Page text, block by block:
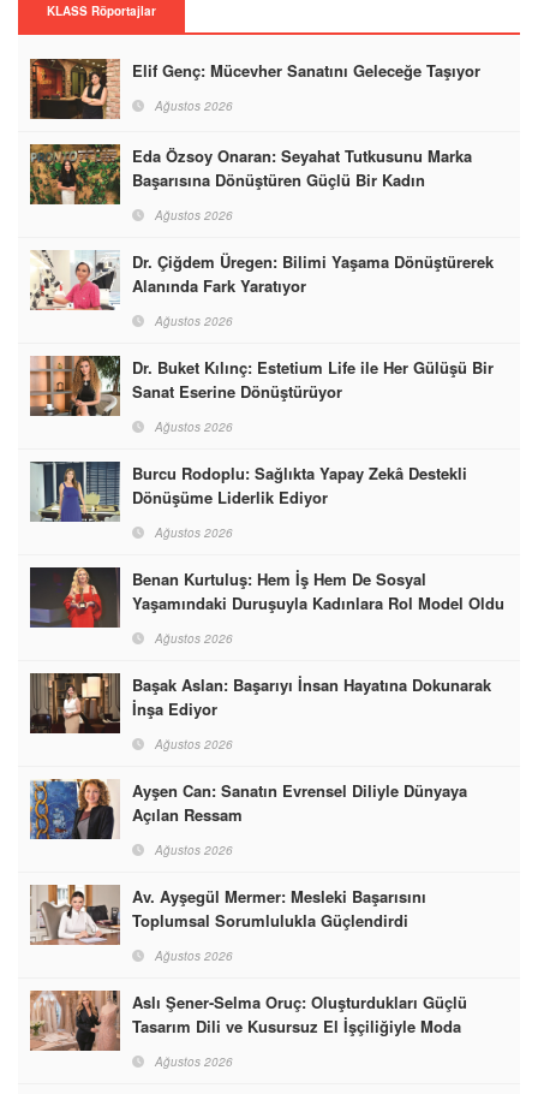
KLASS Röportajlar
Elif Genç: Mücevher Sanatını Geleceğe Taşıyor
Ağustos 2026
Eda Özsoy Onaran: Seyahat Tutkusunu Marka
Başarısına Dönüştüren Güçlü Bir Kadın
Ağustos 2026
Dr. Çiğdem Üregen: Bilimi Yaşama Dönüştürerek
Alanında Fark Yaratıyor
Ağustos 2026
Dr. Buket Kılınç: Estetium Life ile Her Gülüşü Bir
Sanat Eserine Dönüştürüyor
Ağustos 2026
Burcu Rodoplu: Sağlıkta Yapay Zekâ Destekli
Dönüşüme Liderlik Ediyor
Ağustos 2026
Benan Kurtuluş: Hem İş Hem De Sosyal
Yaşamındaki Duruşuyla Kadınlara Rol Model Oldu
Ağustos 2026
Başak Aslan: Başarıyı İnsan Hayatına Dokunarak
İnşa Ediyor
Ağustos 2026
Ayşen Can: Sanatın Evrensel Diliyle Dünyaya
Açılan Ressam
Ağustos 2026
Av. Ayşegül Mermer: Mesleki Başarısını
Toplumsal Sorumlulukla Güçlendirdi
Ağustos 2026
Aslı Şener-Selma Oruç: Oluşturdukları Güçlü
Tasarım Dili ve Kusursuz El İşçiliğiyle Moda
Dünyasına İmzalarını Attılar
Ağustos 2026